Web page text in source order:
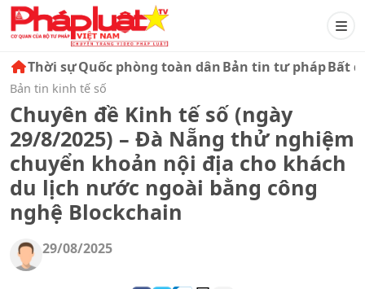
Thời sựQuốc phòng toàn dânBản tin tư phápBất
Bản tin kinh tế số
Chuyên đề Kinh tế số (ngày
29/8/2025) – Đà Nẵng thử nghiệm
chuyển khoản nội địa cho khách
du lịch nước ngoài bằng công
nghệ Blockchain
29/08/2025